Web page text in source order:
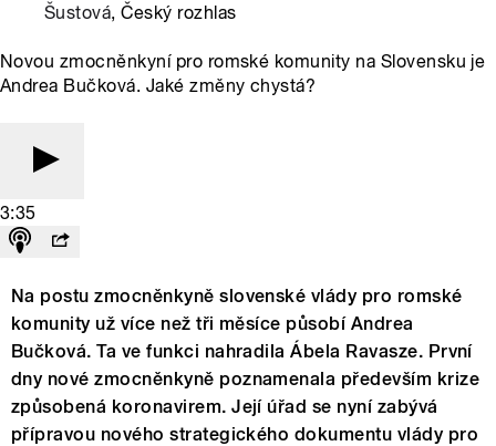
Šustová, Český rozhlas
Novou zmocněnkyní pro romské komunity na Slovensku je
Andrea Bučková. Jaké změny chystá?
3:35
Na postu zmocněnkyně slovenské vlády pro romské
komunity už více než tři měsíce působí Andrea
Bučková. Ta ve funkci nahradila Ábela Ravasze. První
dny nové zmocněnkyně poznamenala především krize
způsobená koronavirem. Její úřad se nyní zabývá
přípravou nového strategického dokumentu vlády pro